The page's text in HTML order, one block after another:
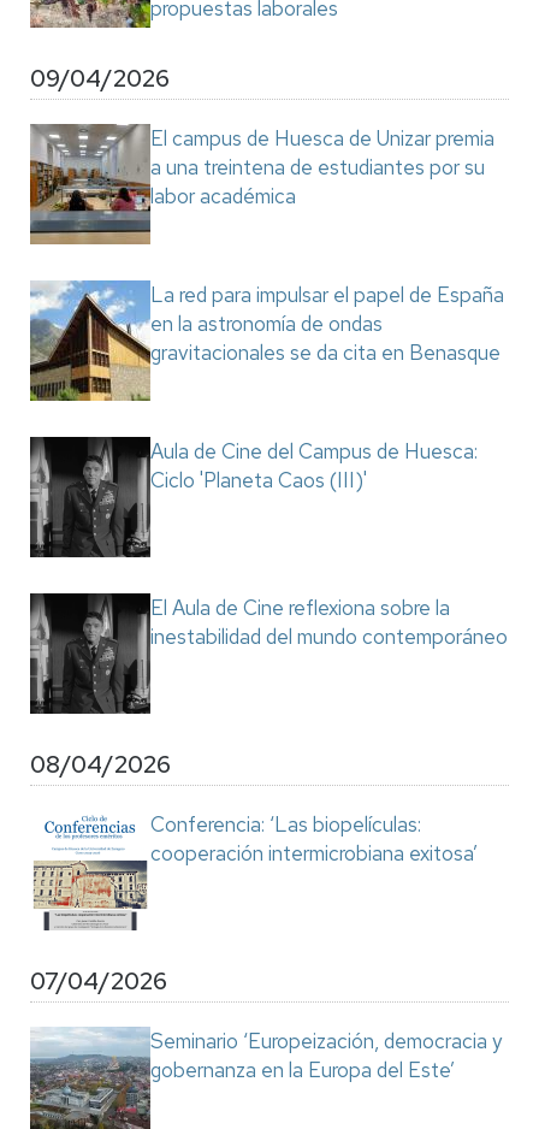
propuestas laborales
09/04/2026
El campus de Huesca de Unizar premia
a una treintena de estudiantes por su
labor académica
La red para impulsar el papel de España
en la astronomía de ondas
gravitacionales se da cita en Benasque
Aula de Cine del Campus de Huesca:
Ciclo 'Planeta Caos (III)'
El Aula de Cine reflexiona sobre la
inestabilidad del mundo contemporáneo
08/04/2026
Conferencia: ‘Las biopelículas:
cooperación intermicrobiana exitosa’
07/04/2026
Seminario ‘Europeización, democracia y
gobernanza en la Europa del Este’